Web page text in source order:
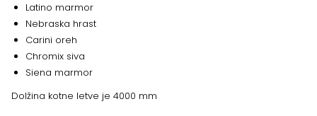
Latino marmor
Nebraska hrast
Carini oreh
Chromix siva
Siena marmor
Dolžina kotne letve je 4000 mm